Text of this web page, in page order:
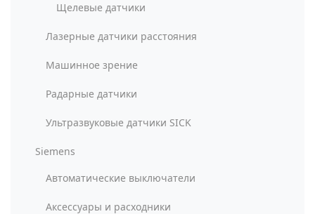
Щелевые датчики
Лазерные датчики расстояния
Машинное зрение
Радарные датчики
Ультразвуковые датчики SICK
Siemens
Автоматические выключатели
Аксессуары и расходники